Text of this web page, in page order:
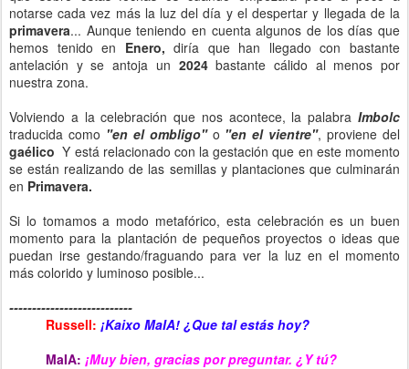
notarse cada vez más la luz del día y el despertar y llegada de la
primavera... Aunque teniendo en cuenta algunos de los días que
hemos tenido en Enero,diría que han llegado con bastante
antelación y se antoja un 2024bastante cálido al menos por
nuestra zona.
Volviendo a la celebración que nos acontece, la palabra Imbolc
traducida como "en el ombligo"o "en el vientre", proviene del
gaélico Y está relacionado con la gestación que en este momento
se están realizando de las semillas y plantaciones que culminarán
en Primavera.
Si lo tomamos a modo metafórico, esta celebración es un buen
momento para la plantación de pequeños proyectos o ideas que
puedan irse gestando/fraguando para ver la luz en el momento
más colorido y luminoso posible...
---------------------------
Russell: ¡Kaixo MaIA! ¿Que tal estás hoy?
MaIA: ¡Muy bien, gracias por preguntar. ¿Y tú?